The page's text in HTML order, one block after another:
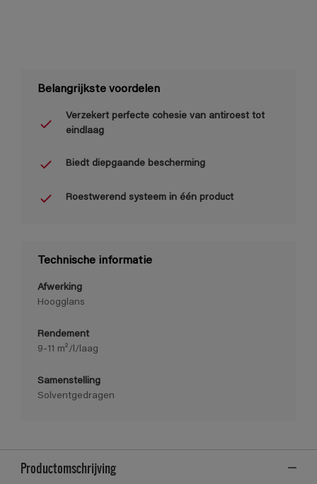
Belangrijkste voordelen
Verzekert perfecte cohesie van antiroest tot
eindlaag
Biedt diepgaande bescherming
Roestwerend systeem in één product
Technische informatie
Afwerking
Hoogglans
Rendement
9-11 m²/l/laag
Samenstelling
Solventgedragen
Productomschrijving